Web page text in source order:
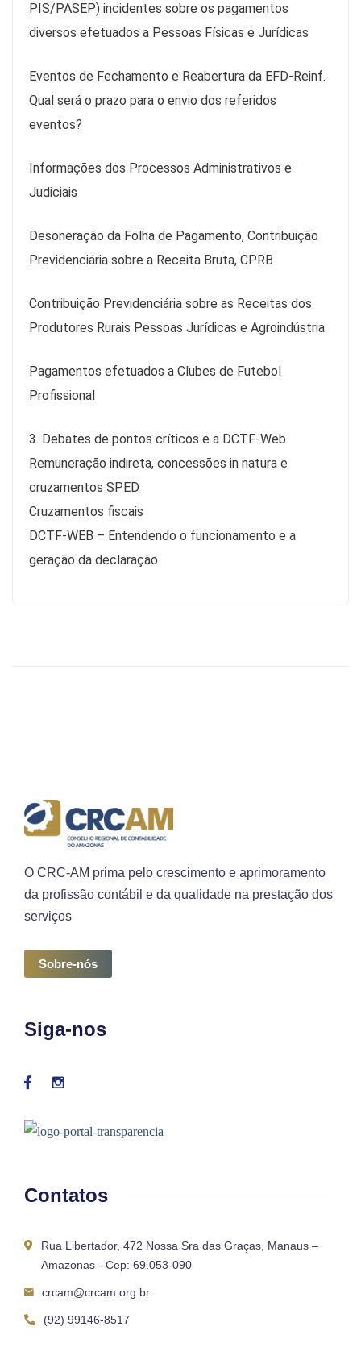
PIS/PASEP) incidentes sobre os pagamentos
diversos efetuados a Pessoas Físicas e Jurídicas
Eventos de Fechamento e Reabertura da EFD-Reinf.
Qual será o prazo para o envio dos referidos
eventos?
Informações dos Processos Administrativos e
Judiciais
Desoneração da Folha de Pagamento, Contribuição
Previdenciária sobre a Receita Bruta, CPRB
Contribuição Previdenciária sobre as Receitas dos
Produtores Rurais Pessoas Jurídicas e Agroindústria
Pagamentos efetuados a Clubes de Futebol
Profissional
3. Debates de pontos críticos e a DCTF-Web
Remuneração indireta, concessões in natura e
cruzamentos SPED
Cruzamentos fiscais
DCTF-WEB – Entendendo o funcionamento e a
geração da declaração
O CRC-AM prima pelo crescimento e aprimoramento
da profissão contábil e da qualidade na prestação dos
serviços
Sobre-nós
Siga-nos
Contatos
Rua Libertador, 472 Nossa Sra das Graças, Manaus –
Amazonas - Cep: 69.053-090
crcam@crcam.org.br
(92) 99146-8517